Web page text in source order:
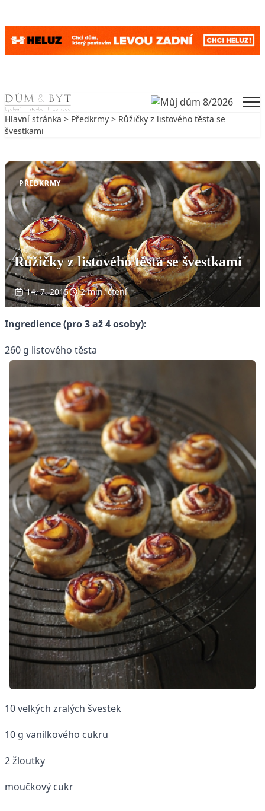
Skip to content
Hlavní stránka > Předkrmy > Růžičky z listového těsta se
švestkami
PŘEDKRMY
Růžičky z listového těsta se švestkami
14. 7. 2015 2 min. čtení
Ingredience (pro 3 až 4 osoby):
260 g listového těsta
10 velkých zralých švestek
10 g vanilkového cukru
2 žloutky
moučkový cukr